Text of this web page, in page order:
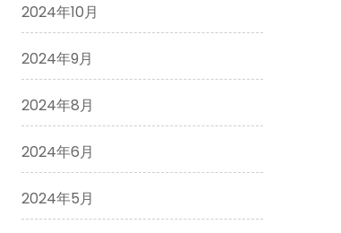
2024年10月
2024年9月
2024年8月
2024年6月
2024年5月